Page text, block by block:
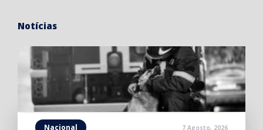
Notícias
Nacional 7 Agosto, 2026